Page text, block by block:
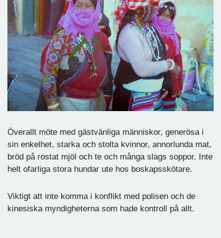
Överallt möte med gästvänliga människor, generösa i
sin enkelhet, starka och stolta kvinnor, annorlunda mat,
bröd på rostat mjöl och te och många slags soppor. Inte
helt ofarliga stora hundar ute hos boskapsskötare.
Viktigt att inte komma i konflikt med polisen och de
kinesiska myndigheterna som hade kontroll på allt.